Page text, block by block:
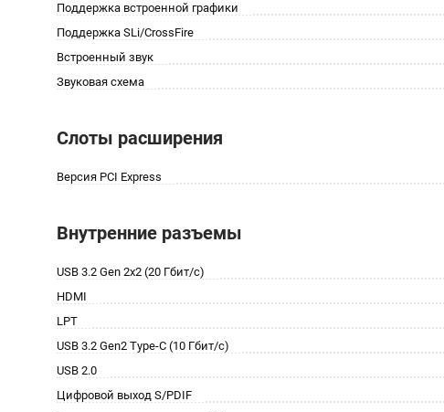
Поддержка встроенной графики
Поддержка SLi/CrossFire
Встроенный звук
Звуковая схема
Слоты расширения
Версия PCI Express
Внутренние разъемы
USB 3.2 Gen 2x2 (20 Гбит/с)
HDMI
LPT
USB 3.2 Gen2 Type-C (10 Гбит/с)
USB 2.0
Цифровой выход S/PDIF